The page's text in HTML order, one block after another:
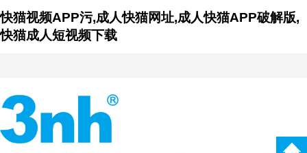
快猫视频APP污,成人快猫网址,成人快猫APP破解版,
快猫成人短视频下载